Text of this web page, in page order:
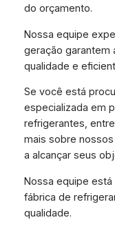
do orçamento.
Nossa equipe
geração garantem
qualidade e
Se você está
especializada em
refrigerantes,
mais sobre
a alcançar seus
Nossa equipe está
fábrica de
qualidade.